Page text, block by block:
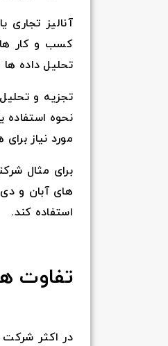
آنالیز
کسب و کار ها
تحلیل داده ها
تجزیه و
نحوه استفاده
مورد نیاز
برای مثال
های آبان و
استفاده کند.
تفاوت
در اکثر شرکت